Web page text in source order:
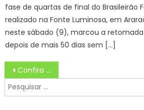
fase de quartas de final do Brasileirão
realizado na Fonte Luminosa, em
neste sábado (9), marcou a
depois de mais 50 dias sem […]
Navegação
de
Post
Confira quais os três bairros que o fumacê irá circular nessa quinta-feira (20) – CGNotícias
Pesquisar
por: